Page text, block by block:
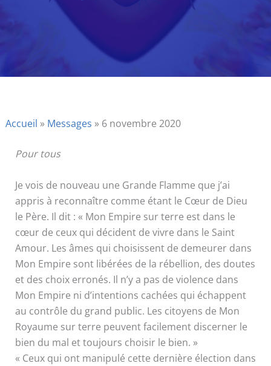
Accueil » Messages » 6 novembre 2020
Pour tous
Je vois de nouveau une Grande Flamme que j’ai
appris à reconnaître comme étant le Cœur de Dieu
le Père. Il dit : « Mon Empire sur terre est dans le
cœur de ceux qui décident de vivre dans le Saint
Amour. Les âmes qui choisissent de demeurer dans
Mon Empire sont libérées de la rébellion, des doutes
et des choix erronés. Il n’y a pas de violence dans
Mon Empire ni d’intentions cachées qui échappent
au contrôle du grand public. Les citoyens de Mon
Royaume sur terre peuvent facilement discerner le
bien du mal et toujours choisir le bien. »
« Ceux qui ont manipulé cette dernière élection dans